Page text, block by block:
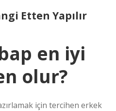
Etten Yapılır
en iyi
olur?
için tercihen erkek